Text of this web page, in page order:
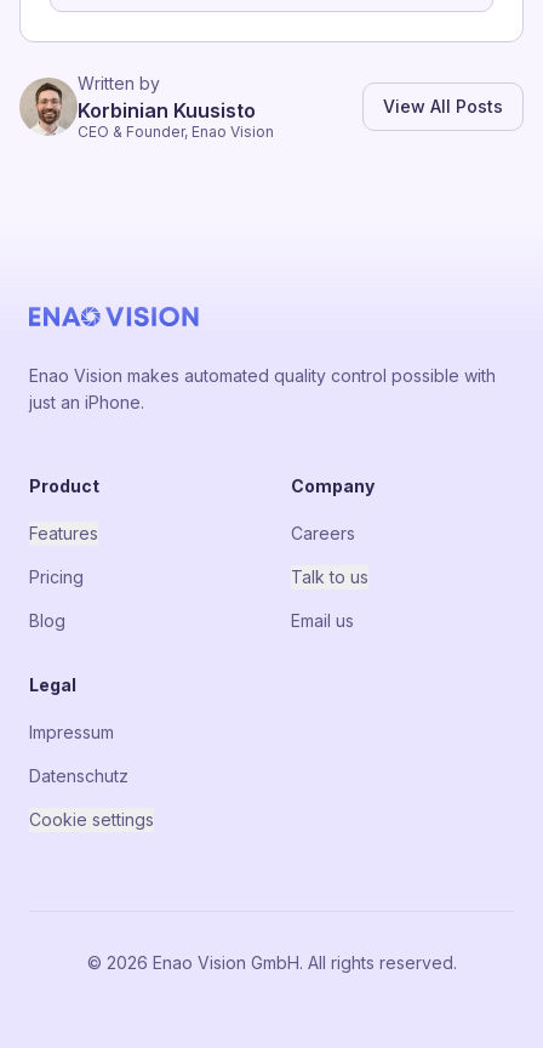
Written by
Korbinian Kuusisto
CEO & Founder, Enao Vision
View All Posts
Enao Vision makes automated quality control possible with
just an iPhone.
Product
Features
Pricing
Blog
Company
Careers
Talk to us
Email us
Legal
Impressum
Datenschutz
Cookie settings
© 2026 Enao Vision GmbH. All rights reserved.